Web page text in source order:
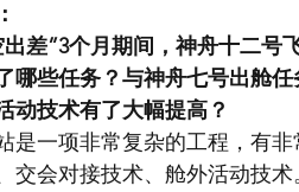
差”3个月期间，神舟十二号
哪些任务？与神舟七号出舱
动技术有了大幅提高？
是一项非常复杂的工程，有
交会对接技术、舱外活动技